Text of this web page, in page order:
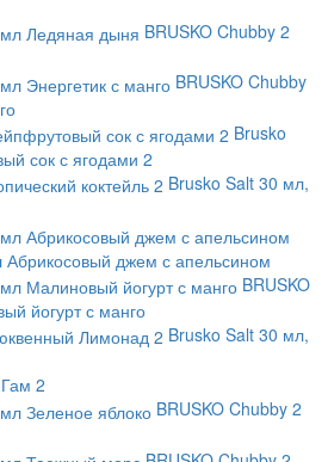
BRUSKO Chubby 2
BRUSKO Chubby
Brusko
сок с ягодами 2
Brusko Salt 30 мл,
Абрикосовый джем с апельсином
BRUSKO
йогурт с манго
Brusko Salt 30 мл,
2
BRUSKO Chubby 2